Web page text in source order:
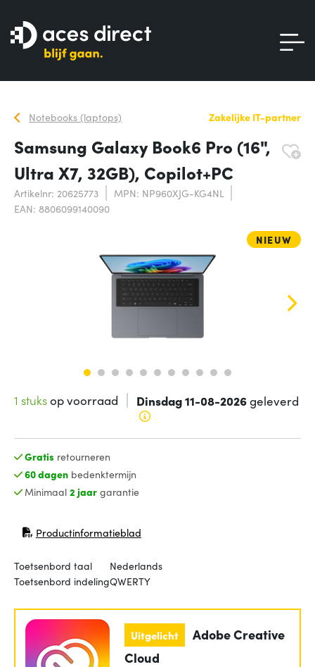
Notebooks (laptops) Zakelijke IT-partner
Samsung Galaxy Book6 Pro (16",
Ultra X7, 32GB), Copilot+PC
Artikelnr: 20625773
MPN: NP960XJG-KG4NL
EAN: 8806099140090
NIEUW
1 stuksop voorraad Dinsdag 11-08-2026geleverd
Gratis retourneren
60 dagenbedenktermijn
Minimaal 2 jaargarantie
Productinformatieblad
(opent in nieuw venster)
Toetsenbord taal
Nederlands
Toetsenbord indelingQWERTY
Uitgelicht
Adobe Creative
Cloud